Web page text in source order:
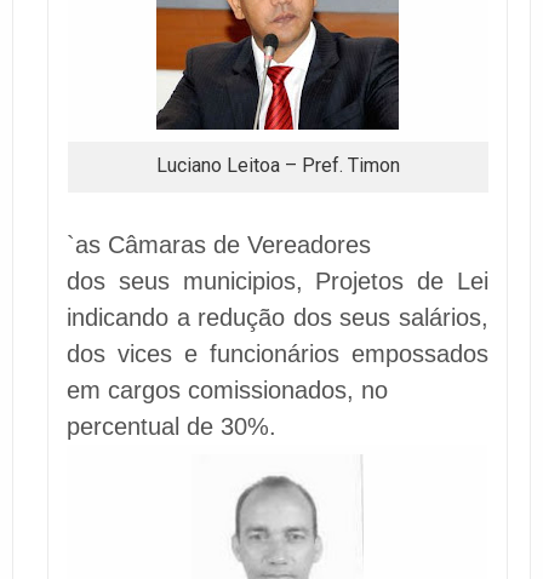
Luciano Leitoa – Pref. Timon
`as Câmaras de Vereadores
dos seus municipios, Projetos de Lei
indicando a redução dos seus salários,
dos vices e funcionários empossados
em cargos comissionados, no
percentual de 30%.